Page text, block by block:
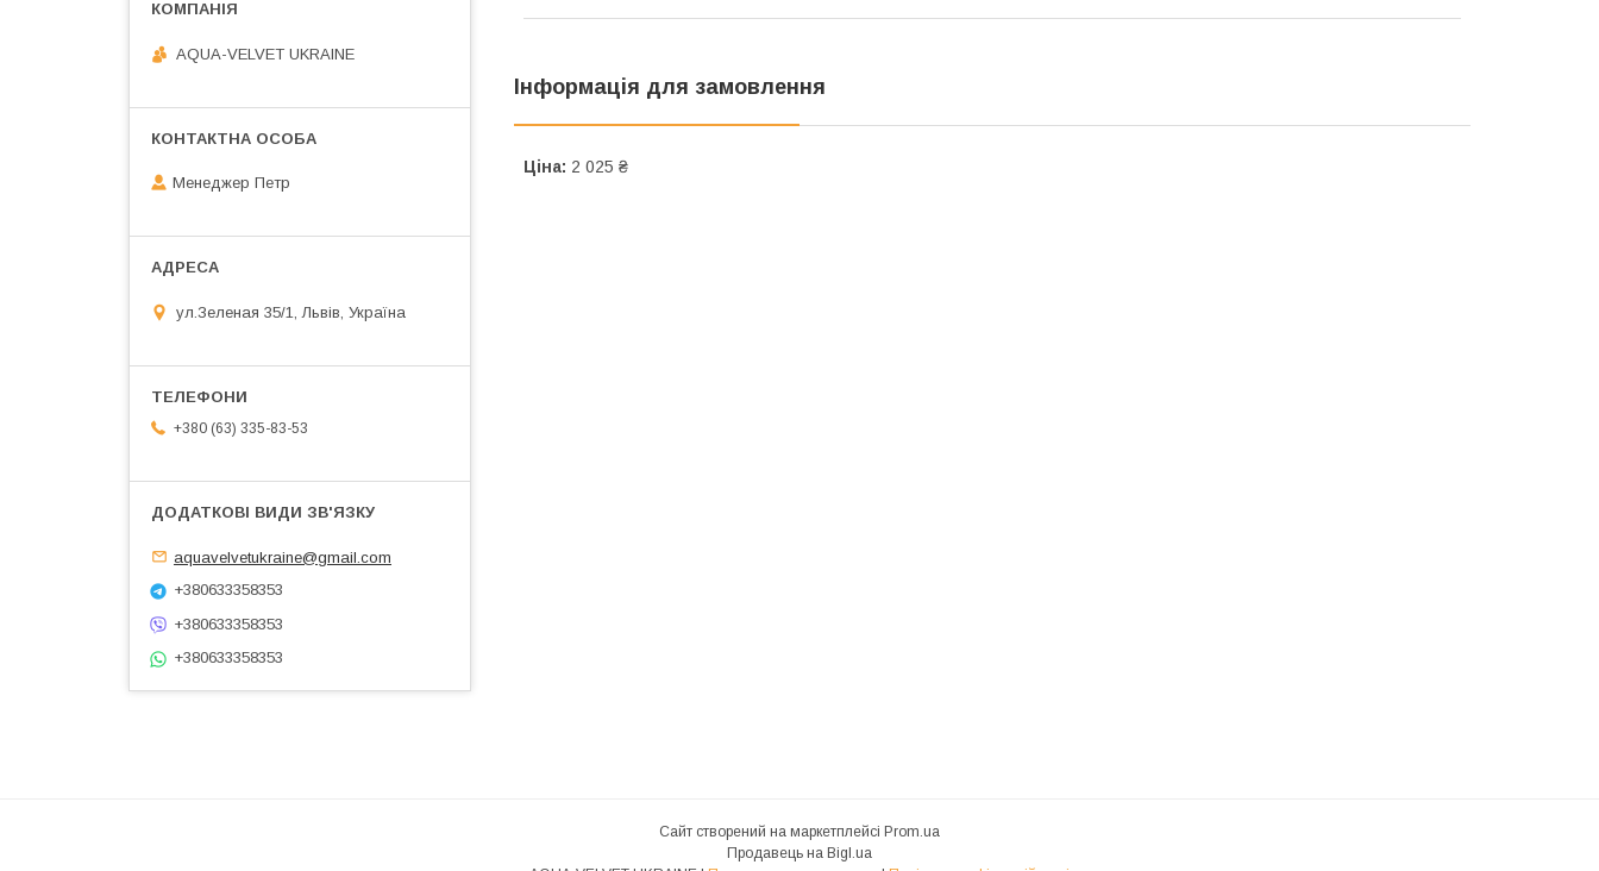
Інформація для замовлення
Ціна: 2 025 ₴
AQUA-VELVET UKRAINE
Менеджер Петр
ул.Зеленая 35/1, Львів, Україна
+380 (63) 335-83-53
aquavelvetukraine@gmail.com
+380633358353
+380633358353
+380633358353
Сайт створений на маркетплейсі Prom.ua
Продавець на Bigl.ua